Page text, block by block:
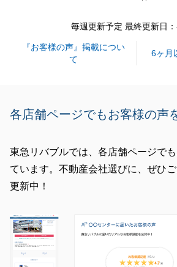
毎週更新予定 最終更新日
『お客様の声』掲載につい
て
6ヶ月
各店舗ページでもお客様の声
東急リバブルでは、各店舗ページで
ています。不動産会社選びに、ぜひ
更新中！